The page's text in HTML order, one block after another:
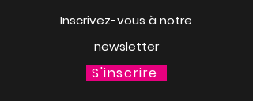
Inscrivez-vous à notre
newsletter
S'inscrire